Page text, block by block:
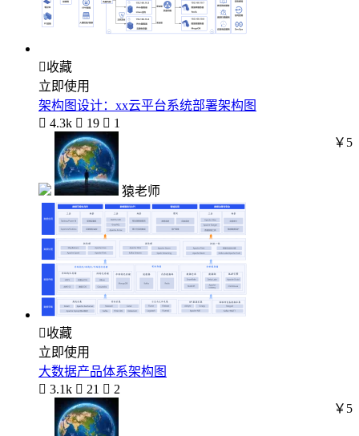
收藏
立即使用
架构图设计：xx云平台系统部署架构图
 4.3k  19  1
猿老师
￥5
收藏
立即使用
大数据产品体系架构图
 3.1k  21  2
￥5